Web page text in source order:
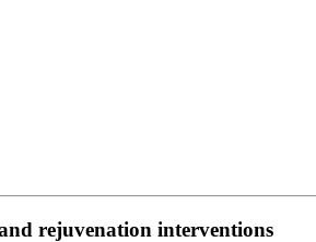
rejuvenation interventions